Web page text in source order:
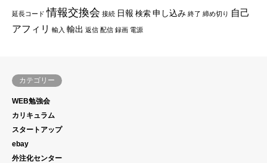
延長コード 情報交換会 接続 日報 検索 申し込み 終了 締め切り 自己
アフィリ 輸入 輸出 返信 配信 録画 電源
カテゴリー
WEB勉強会
カリキュラム
スタートアップ
ebay
外注化センター